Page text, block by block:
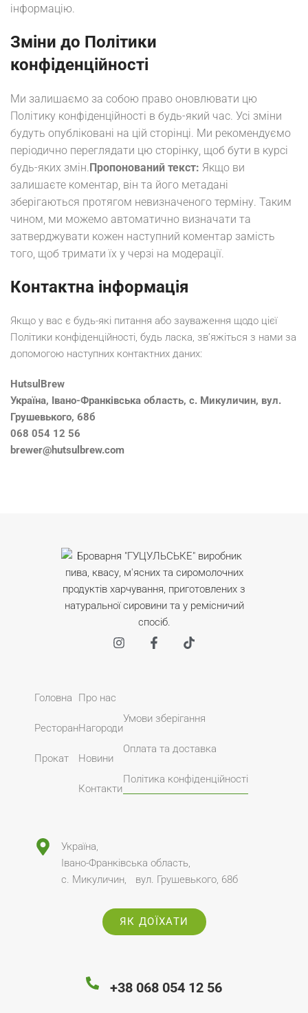
інформацію.
Зміни до Політики
конфіденційності
Ми залишаємо за собою право оновлювати цю
Політику конфіденційності в будь-який час. Усі зміни
будуть опубліковані на цій сторінці. Ми рекомендуємо
періодично переглядати цю сторінку, щоб бути в курсі
будь-яких змін.Пропонований текст: Якщо ви
залишаєте коментар, він та його метадані
зберігаються протягом невизначеного терміну. Таким
чином, ми можемо автоматично визначати та
затверджувати кожен наступний коментар замість
того, щоб тримати їх у черзі на модерації.
Контактна інформація
Якщо у вас є будь-які питання або зауваження щодо цієї
Політики конфіденційності, будь ласка, зв’яжіться з нами за
допомогою наступних контактних даних:
HutsulBrew
Україна, Івано-Франківська область, с. Микуличин, вул.
Грушевького, 68б
068 054 12 56
brewer@hutsulbrew.com
Головна
Ресторан
Прокат
Про нас
Нагороди
Новини
Контакти
Умови зберігання
Оплата та доставка
Політика конфіденційності
Україна,
Івано-Франківська область,
с. Микуличин, вул. Грушевького, 68б
ЯК ДОЇХАТИ
+38 068 054 12 56